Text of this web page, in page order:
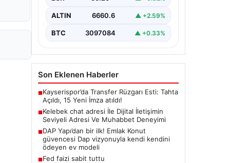
bir şekilde irtibat kurması ciddi bir
olarak…
ALTIN 6660.6 ▲ +2.59%
BTC 3097084 ▲ +0.33%
Son Eklenen Haberler
■Kayserispor’da Transfer Rüzgarı Esti: Tahta
Açıldı, 15 Yeni İmza atıldı!
■Kelebek chat adresi İle Dijital İletişimin
Seviyeli Adresi Ve Muhabbet Deneyimi
■DAP Yapı’dan bir ilk! Emlak Konut
güvencesi Dap vizyonuyla kendi kendini
ödeyen ev modeli
■Fed faizi sabit tuttu